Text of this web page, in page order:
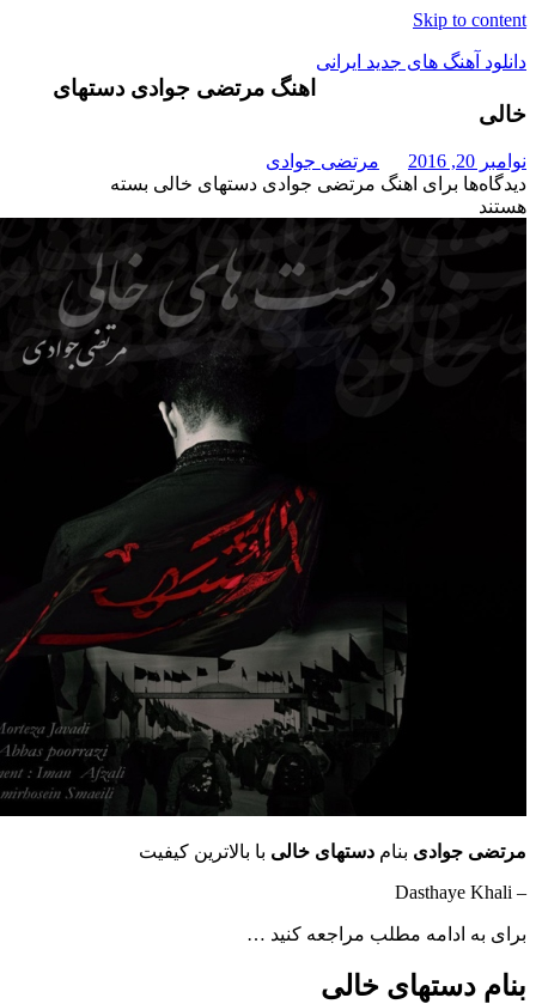
Skip
های جدید ایرانی
اهنگ مرتضی جوادی دستهای
مرتضی جوادی
برای اهنگ مرتضی جوادی دستهای خالیبسته
بنامدستهای خالیبا بالاترین کیفیت
ادامه مطلب مراجعه کنید …
خالی